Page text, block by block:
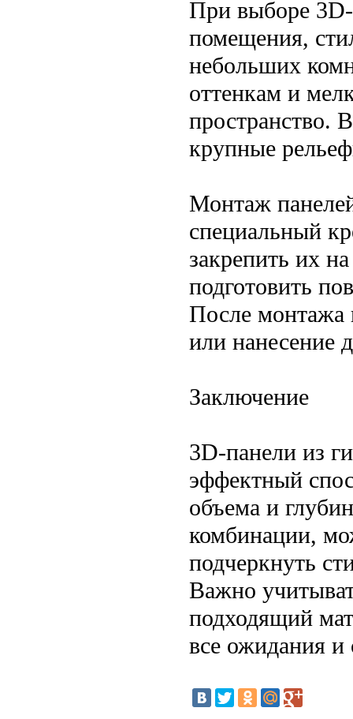
При выборе
помещения,
небольших
оттенкам и
пространство.
крупные
Монтаж
специальный
закрепить их
подготовить
После монтажа
или нанесение
Заключение
3D-панели из
эффектный
объема и
комбинации,
подчеркнуть
Важно
подходящий
все ожидания и